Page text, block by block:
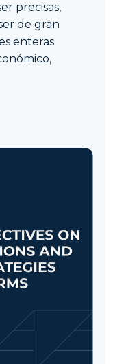
precisas,
de gran
enteras